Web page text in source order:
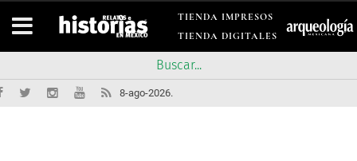
TIENDA IMPRESOS
TIENDA DIGITALES
8-ago-2026.